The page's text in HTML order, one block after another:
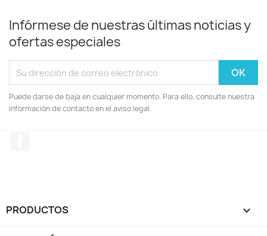
Infórmese de nuestras últimas noticias y
ofertas especiales
Puede darse de baja en cualquier momento. Para ello, consulte nuestra
información de contacto en el aviso legal.
PRODUCTOS 